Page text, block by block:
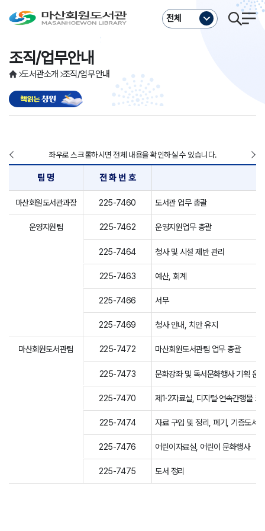
전체
도서관소개 조직/업무안내
조직/업무안내
좌우로 스크롤하시면 전체 내용을 확인하실 수 있습니다.
팀 명 전 화 번 호
마산회원도서관과장 225-7460 도서관 업무 총괄
운영지원팀 225-7462 운영지원업무 총괄
225-7464 청사 및 시설 제반 관리
225-7463 예산, 회계
225-7466 서무
225-7469 청사 안내, 치안 유지
마산회원도서관팀 225-7472 마산회원도서관팀 업무 총괄
225-7473 문화강좌 및 독서문화행사 기획 운영
225-7470 제1·2자료실, 디지털·연속간행물 코
225-7474 자료 구입 및 정리, 폐기, 기증도서
225-7476 어린이자료실, 어린이 문화행사
225-7475 도서 정리